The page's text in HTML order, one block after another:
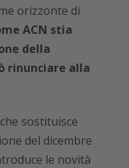
orizzonte di
ACN stia
della
rinunciare alla
sostituisce
del dicembre
le novità